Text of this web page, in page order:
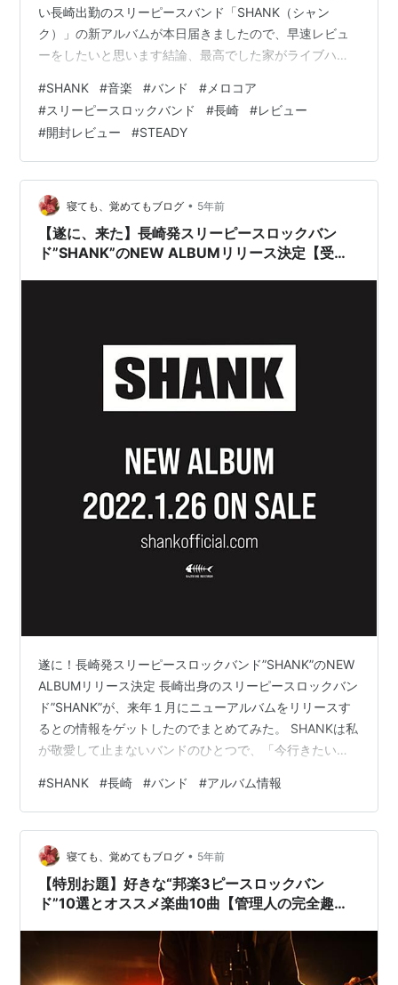
い長崎出勤のスリーピースバンド「SHANK（シャン
ク）」の新アルバムが本日届きましたので、早速レビュ
ーをしたいと思います結論、最高でした家がライブハウ
くれる秀逸の曲ぞろいですストリーミング配信もスター
トしているので、ぜひチェックしてみたくださいねアル
バムリリース前の詳細はこちらwww.udablog.com
www.udablog.com SHANKのニューアルバム
「STEADY」開封・全曲レビュー では、まず開封レビュ
ーからです１０：００頃佐…
#SHANK #音楽 #バンド # メロコア
#スリーピースロックバンド #長崎 #レビュー
#開封レビュー #STEADY
寝ても、覚めてもブログ • 5年前
【遂に、来た】長崎発スリーピースロックバン
ド”SHANK”のNEW ALBUMリリース決定【受注
遂に！長崎発スリーピースロックバンド”SHANK”のNEW
ALBUMリリース決定 長崎出身のスリーピースロックバン
ド”SHANK”が、来年１月にニューアルバムをリリースす
るとの情報をゲットしたのでまとめてみた。 SHANKは私
が敬愛して止まないバンドのひとつで、「今行きたいバ
みに、他はThe Band ApartとMAN WITH A MISSIONで
ある。あと10-FEETも見たいし、東京事変のライブも人
生で一回くらい見てみたいな〜。おっと話が外れた） 毎
年５月に行われる”Blaze Up Nagasaki”（SHANK主催の
ロックフェス）…
#SHANK #長崎 #バンド #アルバム情報
寝ても、覚めてもブログ • 5年前
【特別お題】好きな“邦楽3ピースロックバン
ド”10選とオススメ楽曲10曲【管理人の完全趣